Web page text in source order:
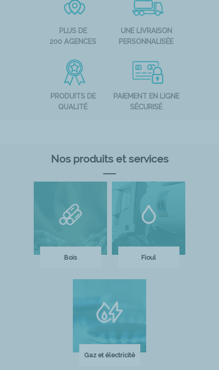
PLUS DE
200 AGENCES
UNE LIVRAISON
PERSONNALISÉE
PRODUITS DE
QUALITÉ
PAIEMENT EN LIGNE
SÉCURISÉ
Nos produits et services
Bois Fioul
Gaz et électricité